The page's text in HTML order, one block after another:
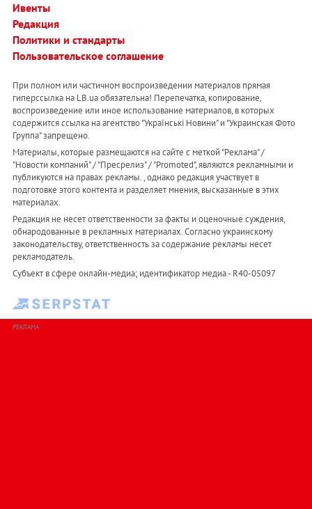
Ивенты
Редакция
Политики и стандарты
Пользовательское соглашение
При полном или частичном воспроизведении материалов прямая
гиперссылка на LB.ua обязательна! Перепечатка, копирование,
воспроизведение или иное использование материалов, в которых
содержится ссылка на агентство "Українськi Новини" и "Украинская Фото
Группа" запрещено.
Материалы, которые размещаются на сайте с меткой "Реклама" /
"Новости компаний" / "Пресрелиз" / "Promoted", являются рекламными и
публикуются на правах рекламы. , однако редакция участвует в
подготовке этого контента и разделяет мнения, высказанные в этих
материалах.
Редакция не несет ответственности за факты и оценочные суждения,
обнародованные в рекламных материалах. Согласно украинскому
законодательству, ответственность за содержание рекламы несет
рекламодатель.
Субъект в сфере онлайн-медиа; идентификатор медиа - R40-05097
РЕКЛАМА